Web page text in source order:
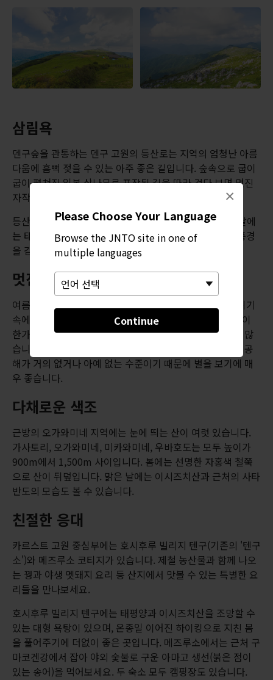
Please Choose Your Language
Browse the JNTO site in one of
multiple languages
Continue
×
삼림욕
덴구숲을 관통하는 덴구 고원의 등산로는 지역의 엄청난 아름
다움에 흠뻑 젖을 수 있는 아주 좋은 길입니다. 숲속으로 굽이
굽이 펼쳐진 일본 삼나무로 포장된 길을 따라 걷다 보면 멋진
자작나무와 적송으로 둘러싸이게 됩니다.
등산로는 약 세 시간 코스이며, 등산을 마치고 나면 맑은 날에
는 태평양까지도 내려다보이는 시코쿠 산지의 환상적인 풍경
을 감상할 수 있습니다.
멋진 야외 활동
여름철에는 시코쿠 카르스트에서 캠핑을 하며 고요한 분위기
속에 푹 잠겨볼 수 있습니다. 메즈루다이라 지역에는 소들이
한가롭게 풀을 뜯는 목가적인 장면을 볼 수 있는 캠핑장이 많
습니다. 카르스트 지형은 대도시와는 멀리 떨어져 있고 빛 공
해가 거의 없거나 아예 없는 수준이기 때문에 별을 보기에 매
우 좋습니다.
다채로운 색조
근방의 오가와미네 지역에는 눈에 띄는 산이 여럿 있습니다.
가사토리, 오가와미네, 미카와미네, 우바호도는 모두 높이가
900m에서 1,500m 사이입니다. 봄에는 선명한 자홍색 철쭉
으로 산이 뒤덮입니다. 맑은 날에는 이시즈치산과 근처의 사타
반도의 모습도 볼 수 있습니다.
친절한 응대
카르스트 고원 중심부에는 호시후루 빌리지 텐구(기존의 '텐구
소')와 메즈루소 코티지가 있습니다. 제철 농산물과 함께 나오
는 꿩과 야생 멧돼지 요리 등 산지에서 맛볼 수 있는 특별한 요
리들을 만나보세요.
호시후루 빌리지 텐구에는 태평양과 이시즈치산을 조망할 수
있는 대형 욕탕이 있으며, 온종일 이어진 하이킹으로 지친 몸
을 풀어주기에 더없이 좋은 곳입니다. 메즈루소에서는 근처 구
마코겐강에서 잡아 야외 숯불로 구운 아마고 생선(붉은 점이
있는 송어)을 먹어보세요. 두 숙소 모두 캠핑장도 있습니다.